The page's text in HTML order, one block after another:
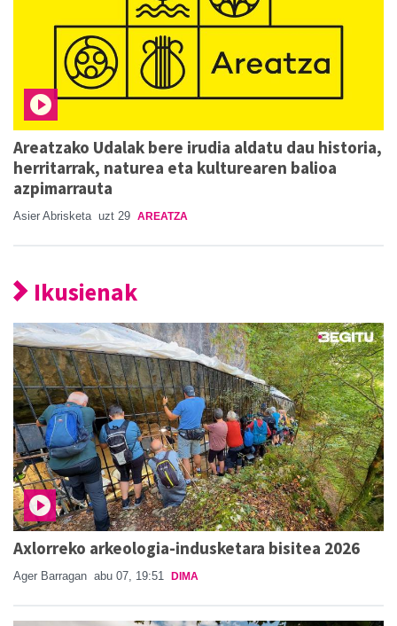
Areatzako Udalak bere irudia aldatu dau historia,
herritarrak, naturea eta kulturearen balioa
azpimarrauta
Asier Abrisketa uzt 29 AREATZA
Ikusienak
Axlorreko arkeologia-indusketara bisitea 2026
Ager Barragan abu 07, 19:51 DIMA